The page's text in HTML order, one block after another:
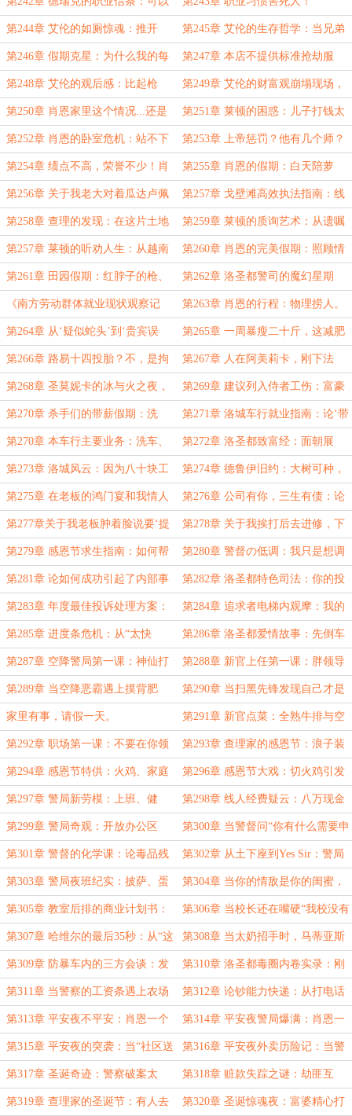
违法，但不能不专业！
第244章 艾伦的如厕惊魂：推开
门，发现我兄弟正在被‘热情服务’
第245章 艾伦的生存哲学：当兄弟
被枪指时，先道歉退场再摇人。
第246章 假期克星：为什么我的每
个假期，都从被枪着指开始？
第247章 本店不提供标准抢劫服
务，且店员可能抢先开火！
第248章 艾伦的观后感：比起枪
战，副驾驶的棉花糖攻击更致命！
第249章 艾伦的财富观崩塌现场，
欢迎来到霍斯特农场；
第250章 肖恩家里这个情况...还是
太复杂了！
第251章 莱顿的困惑：儿子打钱太
快，打断了我的传承教学
第252章 肖恩的卧室危机：站不下
的不止是人，还有修罗场！
第253章 上帝惩罚？他有几个师？
肖恩——我拔枪老鼻子快了！
第254章 绩点不高，荣誉不少！肖
恩：我父亲与校长的友好协商！
第255章 肖恩的假期：白天陪萝
丝，晚上被妈训！
第256章 关于我老大对着瓜达卢佩
圣母发誓后，让我独自殿后这件事！
第257章 戈壁滩高效执法指南：线
人提供坐标，局长负责咆哮！
第258章 查理的发现：在这片土地
上，你父亲的脸比信用卡好刷！
第259章 莱顿的质询艺术：从遗嘱
变更、头版血照到未来儿媳
第257章 莱顿的听劝人生：从越南
雨林到比特币，儿子说啥我听啥
第260章 肖恩的完美假期：照顾情
人、瘫痪兄弟、游客查理和整片农
场！
第261章 田园假期：红脖子的枪、
少年的梦、康迪经纪人和一通救命电
话！
第262章 洛圣都警司的魔幻星期
六：从家庭聚餐到监狱捞人！
《南方劳动群体就业现状观察记
录》请假一天，不好意思！
第263章 肖恩的行程：物理捞人。
萝丝的被动：精神“暴击”。
第264章 从‘疑似蛇头’到‘贵宾误
抓’：身份转换只需一个电话！
第265章 一周暴瘦二十斤，这减肥
营有点费命；铁窗泪2.0版本！
第266章 路易十四投胎？不，是拘
留所饿鬼还阳
第267章 人在阿美莉卡，刚下法
庭，载客载出联邦重罪！
第268章 圣莫妮卡的冰与火之夜，
关于小女友以为全球恒温22度这件
事！
第269章 建议列入侍者工伤：富豪
的精神攻击！
第270章 杀手们的带薪假期：洗
车、闲聊与腰间硬物
第271章 洛城车行就业指南：论‘带
枪上班’的必要性与实操！
第270章 本车行主要业务：洗车、
卖奔驰与一些不便细说的服务！
第272章 洛圣都致富经：面朝展
厅，‘债主’上门
第273章 洛城风云：因为八十块工
资，我差点被老板种进绿化带
第274章 德鲁伊旧约：大树可种，
工资不可欠！
第275章 在老板的鸿门宴和我情人
的床之间，我选择了升职幻想！
第276章 公司有你，三生有债：论
经理如何用公款精准踩中股市所有大
雷！
第277章关于我老板肿着脸说要‘提
拔’我这件事！
第278章 关于我挨打后去进修，下
属却收到“家庭大礼包”这件事
第279章 感恩节求生指南：如何帮
兄弟在渣女人设和天台飞人之间周
旋！
第280章 警督の低调：我只是想调
个档案，怎么就成了反面教材？
第281章 论如何成功引起了内部事
务部主管的注意（方式不太对）
第282章 洛圣都特色司法：你的投
诉已转交被投诉人处理！
第283章 年度最佳投诉处理方案：
用子弹完成思想教育！
第284章 追求者电梯内观摩：我的
女神是如何被接走的？
第285章 进度条危机：从“太快
了”到“现在吗？”
第286章 洛圣都爱情故事：先倒车
后谈责任！
第287章 空降警局第一课：神仙打
架，我当咸鱼？
第288章 新官上任第一课：胖领导
的手与可疑的咖啡
第289章 当空降恶霸遇上摸背肥
龙：这破班还能上吗？
第290章 当扫黑先锋发现自己才是
黑名单VIP，精卫不填海，感觉不太
对
家里有事，请假一天。 第291章 新官点菜：全熟牛排与空
缺的A组组长
第292章 职场第一课：不要在你领
导能举起你三倍的重量时说他坏话
第293章 查理家的感恩节：浪子装
乖，妻子揩油，丈夫麻木
第294章 感恩节特供：火鸡、家庭
争吵和一场祼照误会
第296章 感恩节大戏：切火鸡引发
的家族黑历史大曝光
第297章 警局新劳模：上班、健
身、看档案，顺便把办公室装修成养
老房！
第298章 线人经费疑云：八万现金
与一个昏迷的人
第299章 警局奇观：开放办公区
的“大记忆恢复术”
第300章 当警督问“你有什么需要申
诉”时，毒虫掀起了衣服
第301章 警督的化学课：论毒品残
留与某些国家的“国情”
第302章 从土下座到Yes Sir：警局
一日伦理剧
第303章 警局夜班纪实：披萨、蛋
挞和看不见的按摩床
第304章 当你的情敌是你的闺蜜，
你的上司是你的保护伞
第305章 教室后排的商业计划书：
论格洛克与甲基苯乙胺的捆绑销售
第306章 当校长还在嘴硬“我校没有
害群之马”时，特警队已包围教学
楼！
第307章 哈维尔的最后35秒：从“这
人谁啊”到“脸贴地砖”！
第308章 当太奶招手时，马蒂亚斯
喊的是“我能说句话吗”
第309章 防暴车内的三方会谈：发
抖的校草、淡定的毒贩、沉默的特警
第310章 洛圣都毒圈内卷实录：刚
冲出康普顿，就冲进了火葬场
第311章 当警察的工资条遇上农场
主的支票本！
第312章 论钞能力快递：从打电话
到送钱只需一首歌的时间
第313章 平安夜不平安：肖恩一个
电话，全警局中高层原地加班！
第314章 平安夜警局爆满：肖恩一
个汇报，差点把洛圣都高层一锅端
第315章 平安夜的突袭：当“社区送
温暖”变成“LAPD上门送手铐”
第316章 平安夜外卖历险记：当警
察敲门，后厨全员演技爆发
第317章 圣诞奇迹：警察破案太
快，银行经理的豪宅梦碎了！
第318章 赃款失踪之谜：劫匪互
咬，经理狂喜，只有死人知道‘真相’
第319章 查理家的圣诞节：有人去 第320章 圣诞惊魂夜：富婆精心打